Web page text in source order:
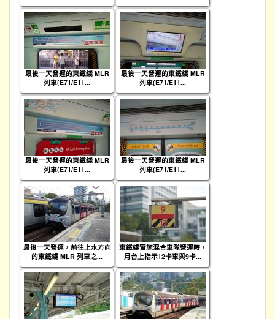
最後一天營運的東鐵綫 MLR
列車(E71/E11...
最後一天營運的東鐵綫 MLR
列車(E71/E11...
最後一天營運的東鐵綫 MLR
列車(E71/E11...
最後一天營運的東鐵綫 MLR
列車(E71/E11...
最後一天營運，前往上水方向
的東鐵綫 MLR 列車之...
東鐵綫實施混合車隊營運時，
月台上指示12卡車與9卡...